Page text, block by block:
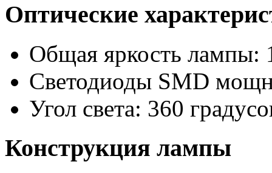
Оптические
Общая яркость лампы:
Светодиоды SMD
Угол света: 360
Конструкция лампы